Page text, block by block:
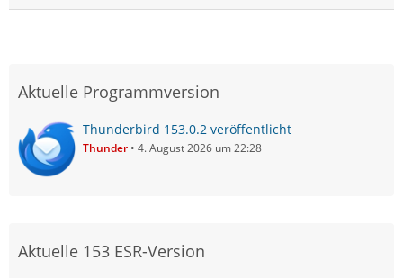
Aktuelle Programmversion
Thunderbird 153.0.2 veröffentlicht
Thunder 4. August 2026 um 22:28
Aktuelle 153 ESR-Version